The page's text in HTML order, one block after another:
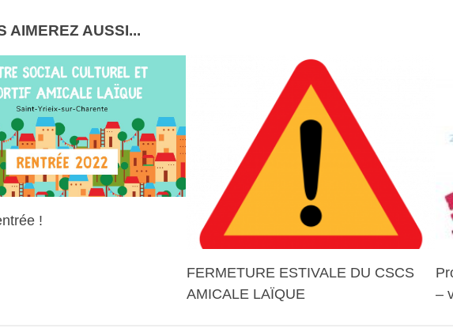
AIMEREZ AUSSI...
!
FERMETURE ESTIVALE DU CSCS
AMICALE LAÏQUE
–